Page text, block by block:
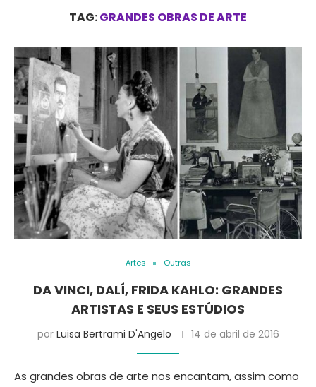
TAG:GRANDES OBRAS DE ARTE
Artes Outras
DA VINCI, DALÍ, FRIDA KAHLO: GRANDES
ARTISTAS E SEUS ESTÚDIOS
por Luisa Bertrami D'Angelo 14 de abril de 2016
As grandes obras de arte nos encantam, assim como